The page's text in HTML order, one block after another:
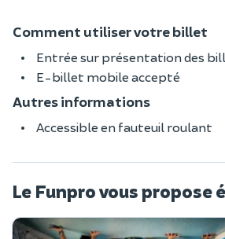
Comment utiliser votre billet
Entrée sur présentation des
E-billet mobile accepté
Autres informations
Accessible en fauteuil roulant
Le Funpro vous propose